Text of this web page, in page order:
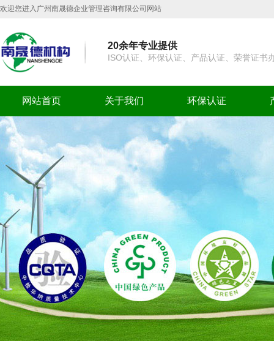
欢迎您进入广州南晟德企业管理咨询有限公司网站
20余年专业提供
ISO认证、环保认证、产品认证、荣誉证书
网站首页 关于我们 环保认证